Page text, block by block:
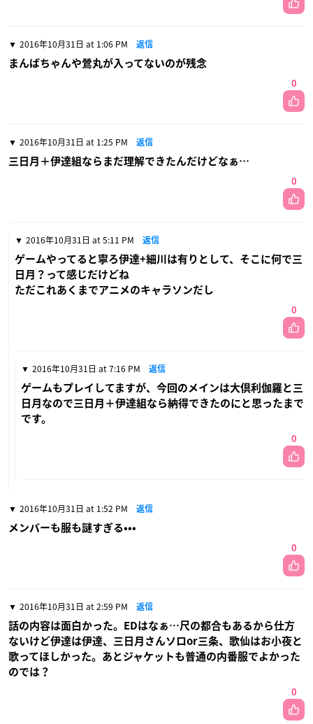
2016年10月31日 at 1:06 PM 返信
まんばちゃんや鶯丸が入ってないのが残念
0
2016年10月31日 at 1:25 PM 返信
三日月＋伊達組ならまだ理解できたんだけどなぁ…
0
2016年10月31日 at 5:11 PM 返信
ゲームやってると寧ろ伊達+細川は有りとして、そこに何で三
日月？って感じだけどね
ただこれあくまでアニメのキャラソンだし
0
2016年10月31日 at 7:16 PM 返信
ゲームもプレイしてますが、今回のメインは大倶利伽羅と三
日月なので三日月＋伊達組なら納得できたのにと思ったまで
です。
0
2016年10月31日 at 1:52 PM 返信
メンバーも服も謎すぎる•••
0
2016年10月31日 at 2:59 PM 返信
話の内容は面白かった。EDはなぁ…尺の都合もあるから仕方
ないけど伊達は伊達、三日月さんソロor三条、歌仙はお小夜と
歌ってほしかった。あとジャケットも普通の内番服でよかった
のでは？
0